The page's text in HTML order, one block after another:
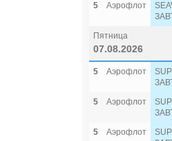
5
Аэрофлот
Пятница
07.08.2026
5 Аэрофлот
5
Аэрофлот
5
Аэрофлот